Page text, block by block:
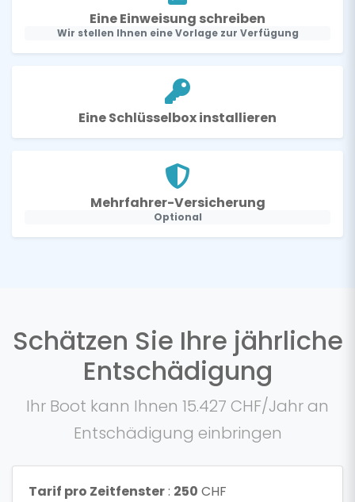
Eine Einweisung schreiben
Wir stellen Ihnen eine Vorlage zur Verfügung
Eine Schlüsselbox installieren
Mehrfahrer-Versicherung
Optional
Schätzen Sie Ihre jährliche
Entschädigung
Ihr Boot kann Ihnen 15.427 CHF/Jahr an
Entschädigung einbringen
Tarif pro Zeitfenster: 250 CHF